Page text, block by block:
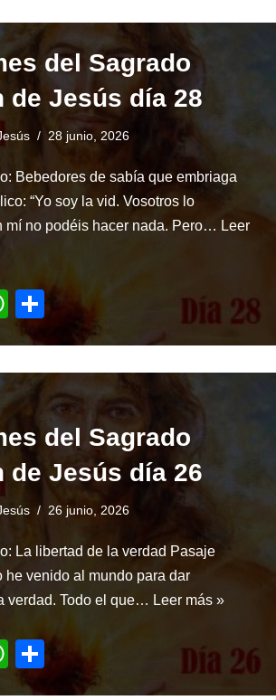
s
A
p
p
e
del Sagrado
de Jesús día 28
28 junio, 2026
Bebedores de sabía que embriaga
“Yo soy la vid. Vosotros lo
mí no podéis hacer nada. Pero… Leer
W
h
s
p
p
S
h
e
del Sagrado
de Jesús día 26
26 junio, 2026
La libertad de la verdad Pasaje
he venido al mundo para dar
verdad. Todo el que… Leer más »
W
h
S
h